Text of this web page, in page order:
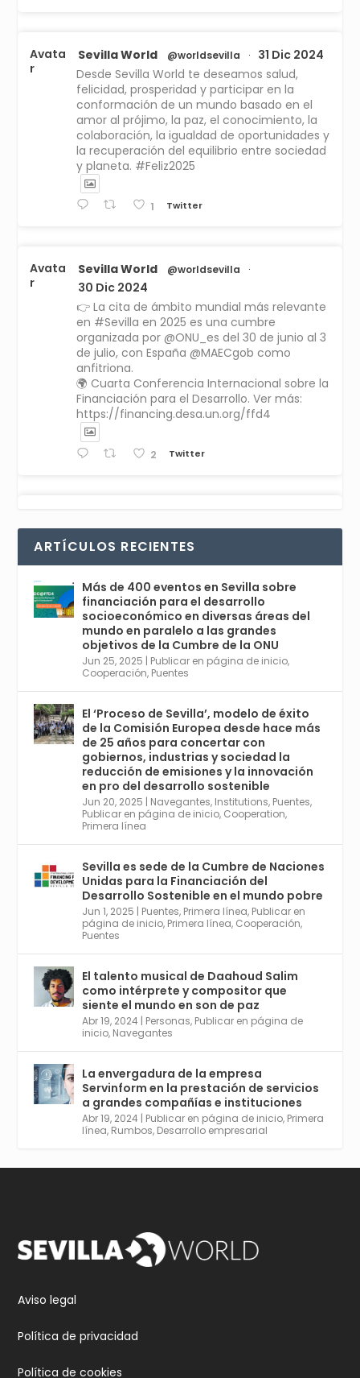
Avata
r
Sevilla World @worldsevilla ·
31 Dic 2024
Desde Sevilla World te deseamos salud,
felicidad, prosperidad y participar en la
conformación de un mundo basado en el
amor al prójimo, la paz, el conocimiento, la
colaboración, la igualdad de oportunidades y
la recuperación del equilibrio entre sociedad
y planeta. #Feliz2025
1 Twitter
Avata
r
Sevilla World @worldsevilla ·
30 Dic 2024
👉 La cita de ámbito mundial más relevante
en #Sevilla en 2025 es una cumbre
organizada por @ONU_es del 30 de junio al 3
de julio, con España @MAECgob como
anfitriona.
🌍 Cuarta Conferencia Internacional sobre la
Financiación para el Desarrollo. Ver más:
https://financing.desa.un.org/ffd4
2 Twitter
r
comienza en Sevilla este lunes 2 con la
Conferencia Internacional sobre Catálisis, y
con el Congreso de Parasitología. Del día 3 al
6, Congreso de Metodología de Ciencias
Sociales y la Salud; y los días 5 y 6 Jornadas
de Economía Industrial.
4
1 2 Twitter
Avata
r
Sevilla World @worldsevilla ·
21 May 2024
Conoce a @mvbim, la empresa sevillana
que ha sido pionera en España en el uso de
la tecnología BIM para digitalizar e
industrializar la arquitectura y la
construcción. Ver su dimensión
internacional en el reportaje de
@juanluispavon1 en @elCorreoWeb :
https://tinyurl.com/yfa2h55p
2 6 Twitter
Avata
Sevilla World @worldsevilla ·
30 Abr 2024
Aprovéchalo si vives en Sevilla capital o
provincia. Curso gratuito en Internet de las
Cosas, Inteligencia Artificial y Smart Cities
plazo acaba el 2 de mayo. Dota de gran
empleabilidad. Ver y enlace a inscripción:
https://tinyurl.com/yu5xhwjr
ARTÍCULOS RECIENTES
Más de 400 eventos en Sevilla sobre
financiación para el desarrollo
socioeconómico en diversas áreas del
mundo en paralelo a las grandes
objetivos de la Cumbre de la ONU
Jun 25, 2025 | Publicar en página de inicio,
Cooperación, Puentes
El ‘Proceso de Sevilla’, modelo de éxito
de la Comisión Europea desde hace más
de 25 años para concertar con
gobiernos, industrias y sociedad la
reducción de emisiones y la innovación
en pro del desarrollo sostenible
Jun 20, 2025 | Navegantes, Institutions, Puentes,
Publicar en página de inicio, Cooperation,
Primera línea
Sevilla es sede de la Cumbre de Naciones
Unidas para la Financiación del
Desarrollo Sostenible en el mundo pobre
Jun 1, 2025 | Puentes, Primera línea, Publicar en
página de inicio, Primera línea, Cooperación,
Puentes
El talento musical de Daahoud Salim
como intérprete y compositor que
siente el mundo en son de paz
Abr 19, 2024 | Personas, Publicar en página de
inicio, Navegantes
La envergadura de la empresa
Servinform en la prestación de servicios
a grandes compañías e instituciones
Abr 19, 2024 | Publicar en página de inicio, Primera
línea, Rumbos, Desarrollo empresarial
Aviso legal
Política de privacidad
Política de cookies